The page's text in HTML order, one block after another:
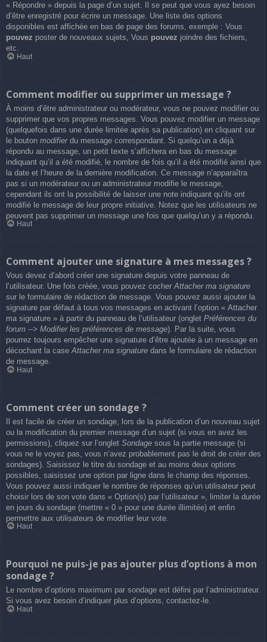
« Répondre » depuis la page d’un sujet. Il se peut que vous ayez besoin
d’être enregistré pour écrire un message. Une liste des options
disponibles est affichée en bas de page des forums, exemple : Vous
pouvez poster de nouveaux sujets, Vous pouvez joindre des fichiers,
etc.
Haut
Comment modifier ou supprimer un message ?
À moins d’être administrateur ou modérateur, vous ne pouvez modifier ou
supprimer que vos propres messages. Vous pouvez modifier un message
(quelquefois dans une durée limitée après sa publication) en cliquant sur
le bouton modifierdu message correspondant. Si quelqu’un a déjà
répondu au message, un petit texte s’affichera en bas du message
indiquant qu’il a été modifié, le nombre de fois qu’il a été modifié ainsi que
la date et l’heure de la dernière modification. Ce message n’apparaîtra
pas si un modérateur ou un administrateur modifie le message,
cependant ils ont la possibilité de laisser une note indiquant qu’ils ont
modifié le message de leur propre initiative. Notez que les utilisateurs ne
peuvent pas supprimer un message une fois que quelqu’un y a répondu.
Haut
Comment ajouter une signature à mes messages ?
Vous devez d’abord créer une signature depuis votre panneau de
l’utilisateur. Une fois créée, vous pouvez cocherAttacher ma signature
sur le formulaire de rédaction de message. Vous pouvez aussi ajouter la
signature par défaut à tous vos messages en activant l’option « Attacher
ma signature » à partir du panneau de l’utilisateur (onglet Préférences du
forum --> Modifier les préférences de message). Par la suite, vous
pourrez toujours empêcher une signature d’être ajoutée à un message en
décochant la caseAttacher ma signature dans le formulaire de rédaction
de message.
Haut
Comment créer un sondage ?
Il est facile de créer un sondage, lors de la publication d’un nouveau sujet
ou la modification du premier message d’un sujet (si vous en avez les
permissions), cliquez sur l’onglet Sondage sous la partie message (si
vous ne le voyez pas, vous n’avez probablement pas le droit de créer des
sondages). Saisissez le titre du sondage et au moins deux options
possibles, saisissez une option par ligne dans le champ des réponses.
Vous pouvez aussi indiquer le nombre de réponses qu’un utilisateur peut
choisir lors de son vote dans « Option(s) par l’utilisateur », limiter la durée
en jours du sondage (mettre « 0 » pour une durée illimitée) et enfin
permettre aux utilisateurs de modifier leur vote.
Haut
Pourquoi ne puis-je pas ajouter plus d’options à mon
sondage ?
Le nombre d’options maximum par sondage est défini par l’administrateur.
Si vous avez besoin d’indiquer plus d’options, contactez-le.
Haut